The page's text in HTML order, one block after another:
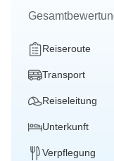
Reiseroute
Transport
Reiseleitung
Unterkunft
Verpflegung